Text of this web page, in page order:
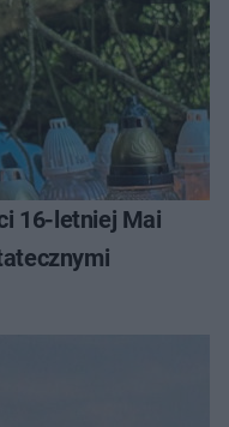
16-letniej Mai